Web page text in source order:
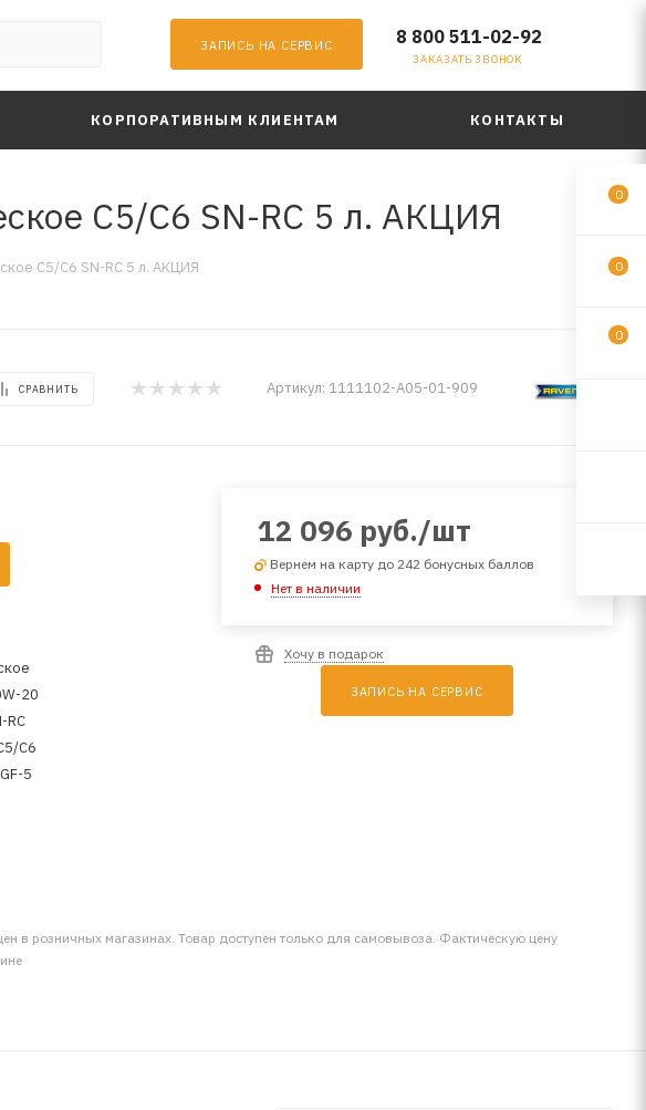
ЗАПИСЬ НА СЕРВИС 8 800 511-02-92
ЗАКАЗАТЬ ЗВОНОК
КОРПОРАТИВНЫМ КЛИЕНТАМ КОНТАКТЫ
C5/C6 SN-RC 5 л. АКЦИЯ
C5/C6 SN-RC 5 л. АКЦИЯ
СРАВНИТЬ Артикул: 1111102-A05-01-909
20
RC
C6
GF-5
12 096 руб./шт
Вернем на карту до 242 бонусных баллов
Нет в наличии
Хочу в подарок
ЗАПИСЬ НА СЕРВИС
в розничных магазинах. Товар доступен только для самовывоза. Фактическую цену
0
0
0